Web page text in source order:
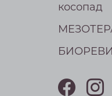
косопад